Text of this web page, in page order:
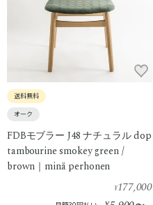
送料無料
オーク
FDBモブラー J48 ナチュラル dop
tambourine smokey green /
brown｜minä perhonen
¥177,000